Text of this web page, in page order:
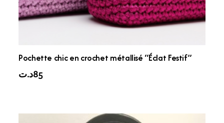
Pochette chic en crochet métallisé “Éclat Festif”
85د.ت